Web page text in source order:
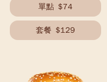
單點 $74
套餐 $129